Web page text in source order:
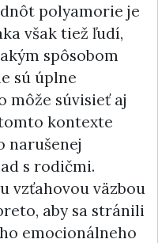
polyamorie je
však tiež ľudí,
spôsobom
sú úplne
môže súvisieť aj
kontexte
narušenej
s rodičmi.
vzťahovou väzbou
aby sa stránili
emocionálneho